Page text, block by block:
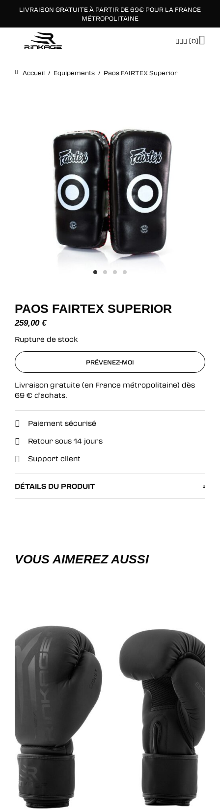
LIVRAISON GRATUITE À PARTIR DE 69€ POUR LA FRANCE
MÉTROPOLITAINE
[0]
Accueil / Equipements / Paos FAIRTEX Superior
PAOS FAIRTEX SUPERIOR
259,00 €
Rupture de stock
PRÉVENEZ-MOI
PRÉVENEZ-MOI
Livraison gratuite (en France métropolitaine) dès
69 € d'achats.
Paiement sécurisé
Retour sous 14 jours
Support client
DÉTAILS DU PRODUIT
VOUS AIMEREZ AUSSI